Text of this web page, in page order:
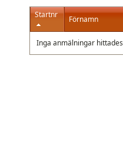
Startnr Förnamn
Inga anmälningar hittades